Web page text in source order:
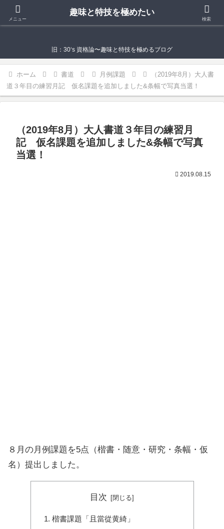
趣味と特技を極めたい
旧：30‘s 資格論〜趣味と特技を極めるブログ
ホーム 書道 月例課題
（2019年8月）大人書
道３年目の練習月記 仮名課題を追加しました&条幅で写真当選！
（2019年8月）大人書道３年目の練習月
記 仮名課題を追加しました&条幅で写真
当選！
2019.08.15
８月の月例課題を5点（楷書・随意・研究・条幅・仮
名）提出しました。
目次
楷書課題「且當從黄綺」
メニュー
趣味と特技を極めたい
検索